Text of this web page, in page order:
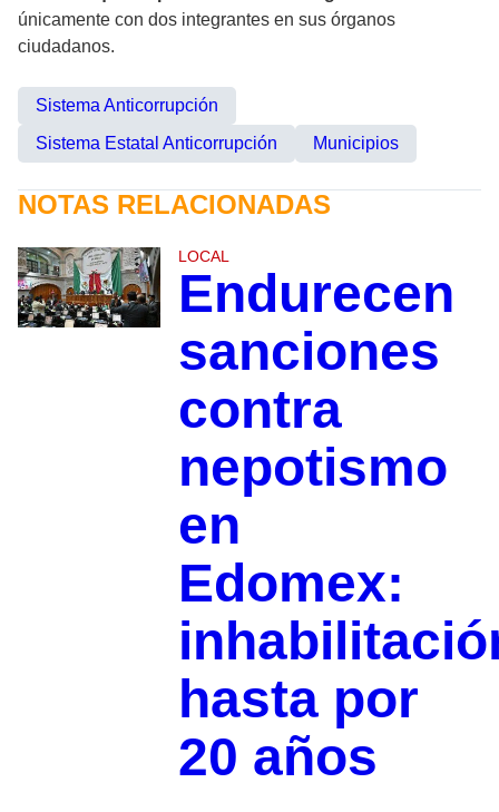
únicamente con dos integrantes en sus órganos
ciudadanos.
Sistema Anticorrupción
Sistema Estatal Anticorrupción
Municipios
NOTAS RELACIONADAS
LOCAL
Endurecen
sanciones
contra
nepotismo
en
Edomex:
hasta por
20 años